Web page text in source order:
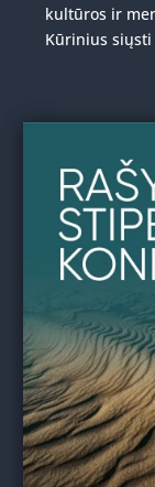
kultūros ir
Kūrinius siųsti